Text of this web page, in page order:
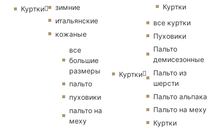
Куртки
зимние
итальянские
кожаные
все
большие
размеры
пальто
пуховики
пальто на
меху
Куртки
Куртки
все куртки
Пуховики
Пальто
демисезонные
Пальто из
шерсти
Пальто альпака
Пальто на меху
Куртки